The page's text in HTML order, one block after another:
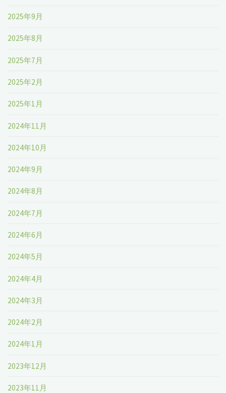
2025年9月
2025年8月
2025年7月
2025年2月
2025年1月
2024年11月
2024年10月
2024年9月
2024年8月
2024年7月
2024年6月
2024年5月
2024年4月
2024年3月
2024年2月
2024年1月
2023年12月
2023年11月